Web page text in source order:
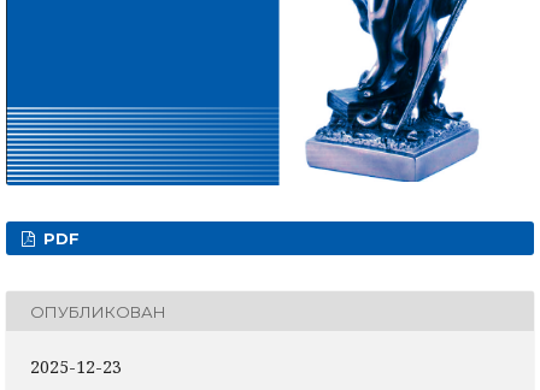
PDF
ОПУБЛИКОВАН
2025-12-23